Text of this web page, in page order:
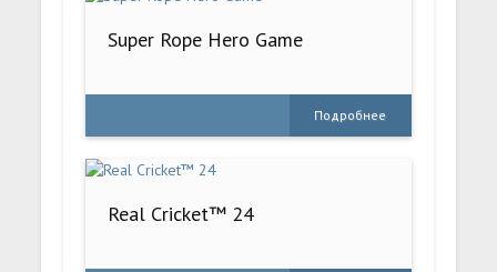
Super Rope Hero Game
Подробнее
Real Cricket™ 24